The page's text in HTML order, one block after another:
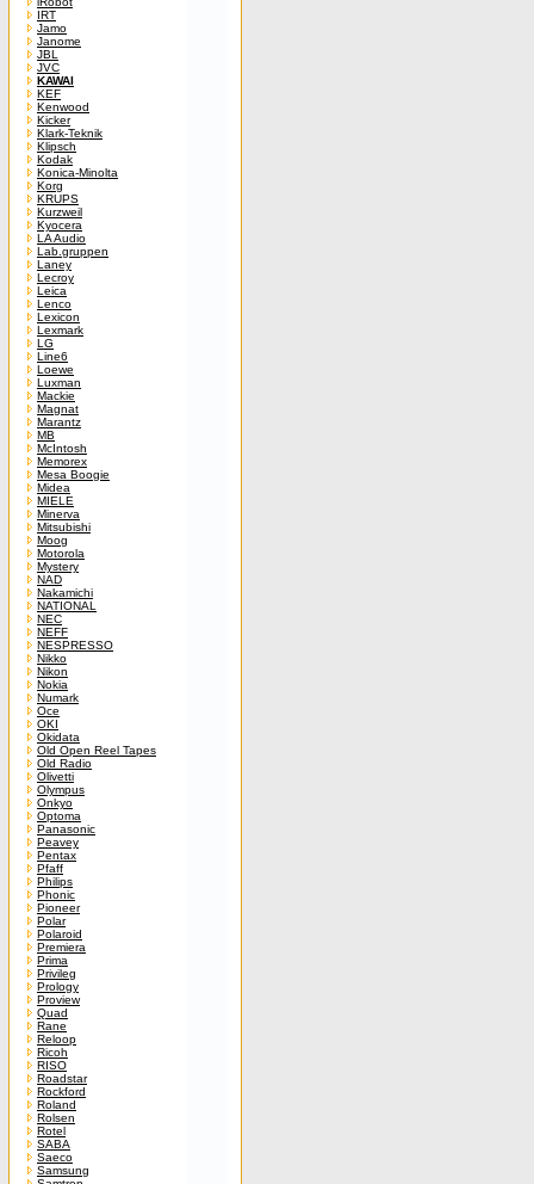
IRT
Jamo
Janome
JBL
JVC
KAWAI
KEF
Kenwood
Kicker
Klark-Teknik
Klipsch
Kodak
Konica-Minolta
Korg
KRUPS
Kurzweil
Kyocera
LA Audio
Lab.gruppen
Laney
Lecroy
Leica
Lenco
Lexicon
Lexmark
LG
Line6
Loewe
Luxman
Mackie
Magnat
Marantz
MB
McIntosh
Memorex
Mesa Boogie
Midea
MIELE
Minerva
Mitsubishi
Moog
Motorola
Mystery
NAD
Nakamichi
NATIONAL
NEC
NEFF
NESPRESSO
Nikko
Nikon
Nokia
Numark
Oce
OKI
Okidata
Old Open Reel Tapes
Old Radio
Olivetti
Olympus
Onkyo
Optoma
Panasonic
Peavey
Pentax
Pfaff
Philips
Phonic
Pioneer
Polar
Polaroid
Premiera
Prima
Privileg
Prology
Proview
Quad
Rane
Reloop
Ricoh
RISO
Roadstar
Rockford
Roland
Rolsen
Rotel
SABA
Saeco
Samsung